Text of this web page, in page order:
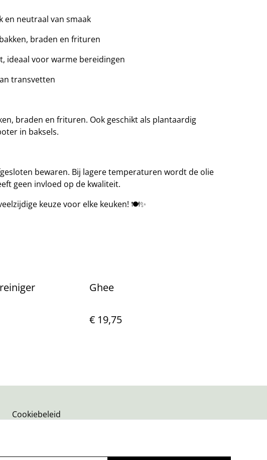
en neutraal van smaak
braden en frituren
ideaal voor warme bereidingen
transvetten
braden en frituren. Ook geschikt als plantaardig
in baksels.
bewaren. Bij lagere temperaturen wordt de olie
geen invloed op de kwaliteit.
keuze voor elke keuken! 🍽️✨
Ghee
€ 19,75
Cookiebeleid